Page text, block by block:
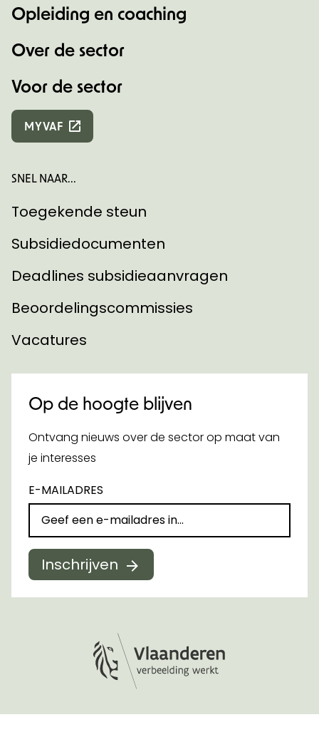
Opleiding en coaching
Over de sector
Voor de sector
MYVAF
SNEL NAAR...
Toegekende steun
Subsidiedocumenten
Deadlines subsidieaanvragen
Beoordelingscommissies
Vacatures
Op de hoogte blijven
Ontvang nieuws over de sector op maat van
je interesses
E-MAILADRES
Inschrijven